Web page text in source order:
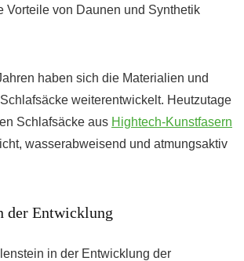
Vorteile von Daunen und Synthetik
haben sich die Materialien und
weiterentwickelt. Heutzutage
Schlafsäcke aus Hightech-Kunstfasern
wasserabweisend und atmungsaktiv
der Entwicklung
in der Entwicklung der